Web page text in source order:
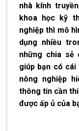
nhà kính
khoa học kỹ
nghiệp thì mô
dụng nhiều
những chia
giúp bạn có
nông nghiệp
thông tin cần
được ấp ủ của